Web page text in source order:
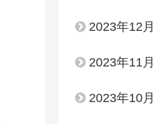
2023年12月
2023年11月
2023年10月